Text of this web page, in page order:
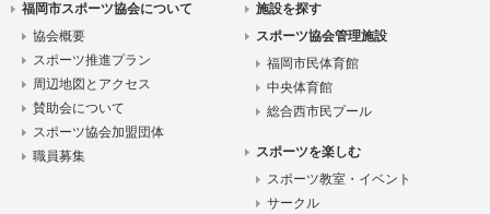
福岡市スポーツ協会について
協会概要
スポーツ推進プラン
周辺地図とアクセス
賛助会について
スポーツ協会加盟団体
職員募集
施設を探す
スポーツ協会管理施設
福岡市民体育館
中央体育館
総合西市民プール
スポーツを楽しむ
スポーツ教室・イベント
サークル